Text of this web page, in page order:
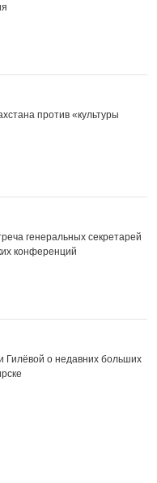
против «культуры
генеральных секретарей
конференций
Гилёвой о недавних больших